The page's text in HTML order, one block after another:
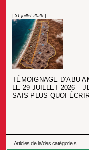
| 31 juillet 2026 |
TÉMOIGNAGE D’ABU
LE 29 JUILLET 2026 –
SAIS PLUS QUOI
Articles de la/des catégorie.s